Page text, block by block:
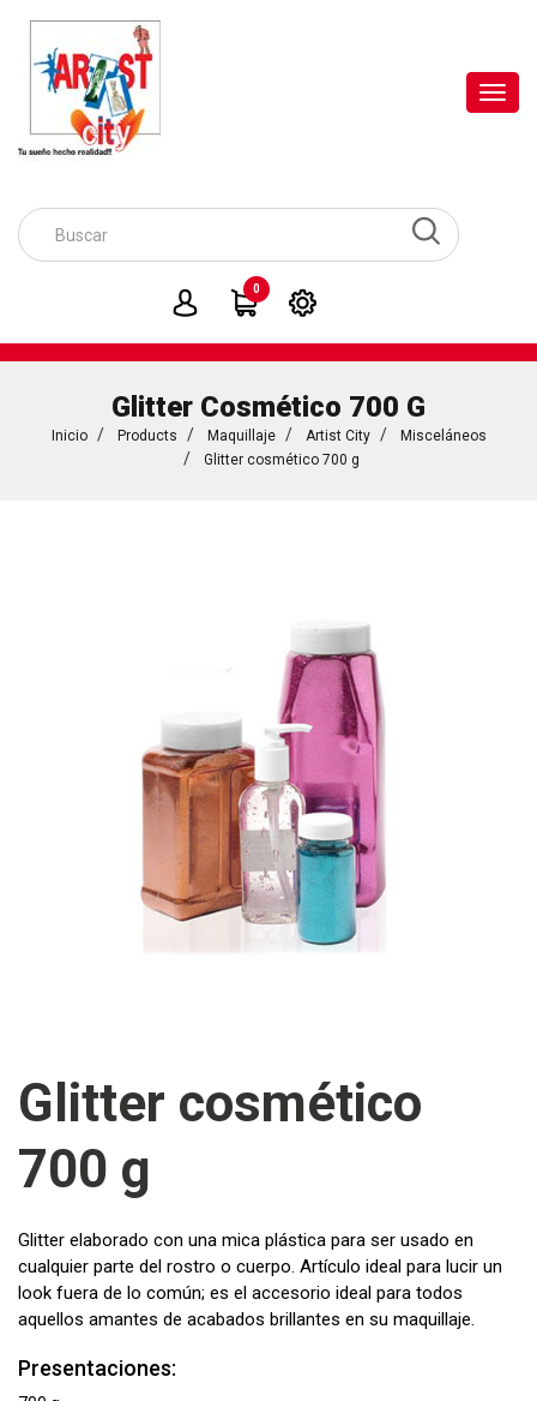
0
Glitter Cosmético 700 G
Inicio Products Maquillaje Artist City
Misceláneos
Glitter cosmético 700 g
Glitter cosmético
700 g
Glitter elaborado con una mica plástica para ser usado en
cualquier parte del rostro o cuerpo. Artículo ideal para lucir un
look fuera de lo común; es el accesorio ideal para todos
aquellos amantes de acabados brillantes en su maquillaje.
Presentaciones: